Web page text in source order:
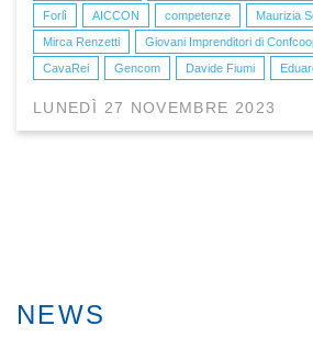
Forlì
AICCON competenze
Maurizia
Mirca Renzetti
Giovani Imprenditori di
CavaRei
Gencom Davide Fiumi
LUNEDÌ 27 NOVEMBRE 2023
NEWS